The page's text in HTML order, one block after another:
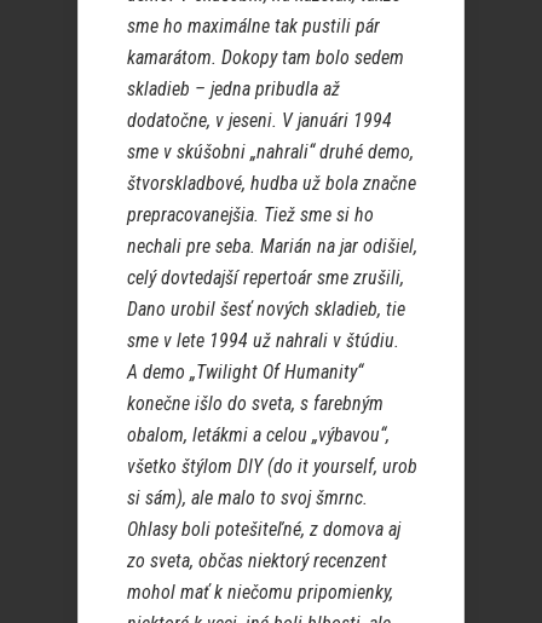
sme ho maximálne tak pustili pár
kamarátom. Dokopy tam bolo sedem
skladieb – jedna pribudla až
dodatočne, v jeseni. V januári 1994
sme v skúšobni „nahrali“ druhé demo,
štvorskladbové, hudba už bola značne
prepracovanejšia. Tiež sme si ho
nechali pre seba. Marián na jar odišiel,
celý dovtedajší repertoár sme zrušili,
Dano urobil šesť nových skladieb, tie
sme v lete 1994 už nahrali v štúdiu.
A demo „Twilight Of Humanity“
konečne išlo do sveta, s farebným
obalom, letákmi a celou „výbavou“,
všetko štýlom DIY (do it yourself, urob
si sám), ale malo to svoj šmrnc.
Ohlasy boli potešiteľné, z domova aj
zo sveta, občas niektorý recenzent
mohol mať k niečomu pripomienky,